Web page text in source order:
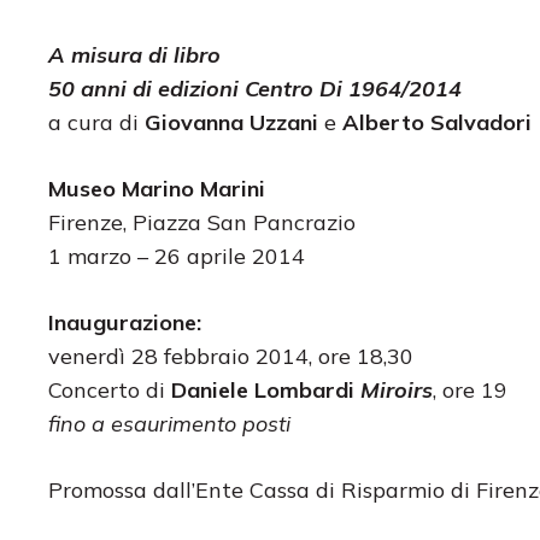
A misura di libro
50 anni di edizioni Centro Di 1964/2014
a cura di Giovanna Uzzani e Alberto Salvadori
Museo Marino Marini
Firenze, Piazza San Pancrazio
1 marzo – 26 aprile 2014
Inaugurazione:
venerdì 28 febbraio 2014, ore 18,30
Concerto di Daniele Lombardi Miroirs, ore 19
fino a esaurimento posti
Promossa dall’Ente Cassa di Risparmio di